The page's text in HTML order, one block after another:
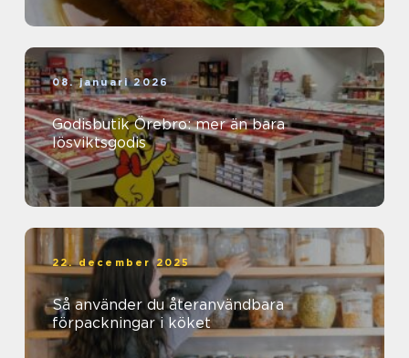
08. januari 2026
Godisbutik Örebro: mer än bara
lösviktsgodis
22. december 2025
Så använder du återanvändbara
förpackningar i köket